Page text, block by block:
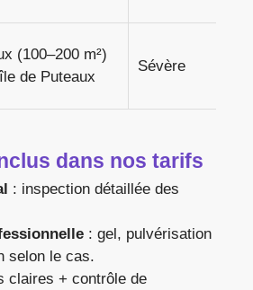
(100–200 m²)
de Puteaux
Sévère
dans nos tarifs
: inspection détaillée des
: gel, pulvérisation
selon le cas.
claires + contrôle de